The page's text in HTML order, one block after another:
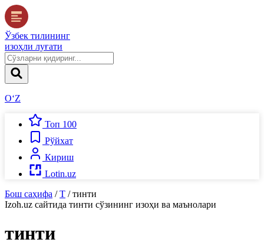
Ўзбек тилининг
изоҳли луғати
O‘Z
Топ 100
Рўйхат
Кириш
Lotin.uz
Бош саҳифа / Т / тинти
Izoh.uz сайтида тинти сўзининг изоҳи ва маънолари
тинти